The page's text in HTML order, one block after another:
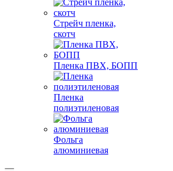
Стрейч пленка,
скотч
Пленка ПВХ, БОПП
Пленка
полиэтиленовая
Фольга
алюминиевая